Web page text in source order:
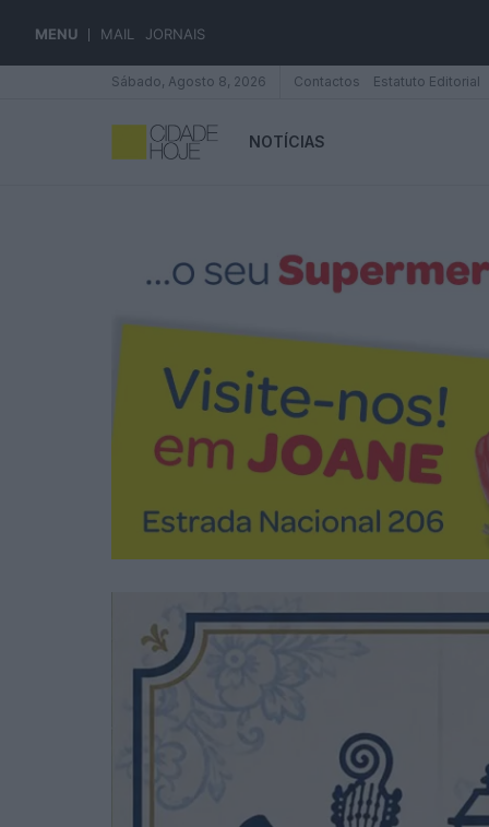
MENU MAIL JORNAIS
Sábado, Agosto 8, 2026 Contactos Estatuto Editorial
NOTÍCIAS